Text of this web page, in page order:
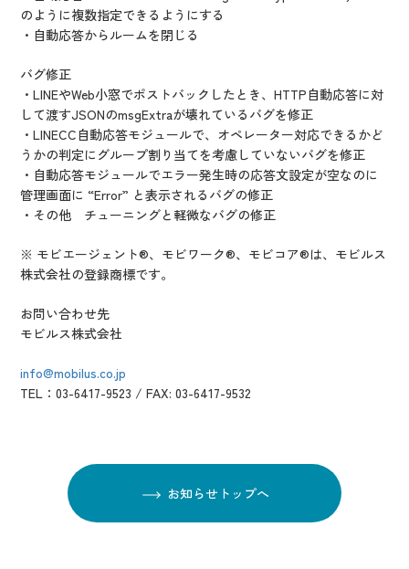
のように複数指定できるようにする
・自動応答からルームを閉じる
バグ修正
・LINEやWeb小窓でポストバックしたとき、HTTP自動応答に対
して渡すJSONのmsgExtraが壊れているバグを修正
・LINECC自動応答モジュールで、オペレーター対応できるかど
うかの判定にグループ割り当てを考慮していないバグを修正
・自動応答モジュールでエラー発生時の応答文設定が空なのに
管理画面に “Error” と表示されるバグの修正
・その他 チューニングと軽微なバグの修正
※ モビエージェント®、モビワーク®、モビコア®は、モビルス
株式会社の登録商標です。
お問い合わせ先
モビルス株式会社
info@mobilus.co.jp
TEL：03-6417-9523 / FAX: 03-6417-9532
お知らせトップへ